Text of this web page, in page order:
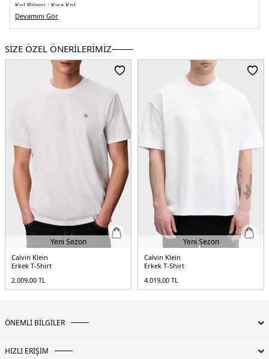
Kol Bilgisi : Kısa Kol
Kalıp Bilgisi :Regular Fit
5DE1LV04RD820GYAA.25
Devamını Gör
SİZE ÖZEL ÖNERİLERİMİZ
Yeni Sezon
Calvin Klein
Erkek T-Shirt
2.009,00 TL
Yeni Sezon
Calvin Klein
Erkek T-Shirt
4.019,00 TL
ÖNEMLİ BİLGİLER
HIZLI ERİŞİM